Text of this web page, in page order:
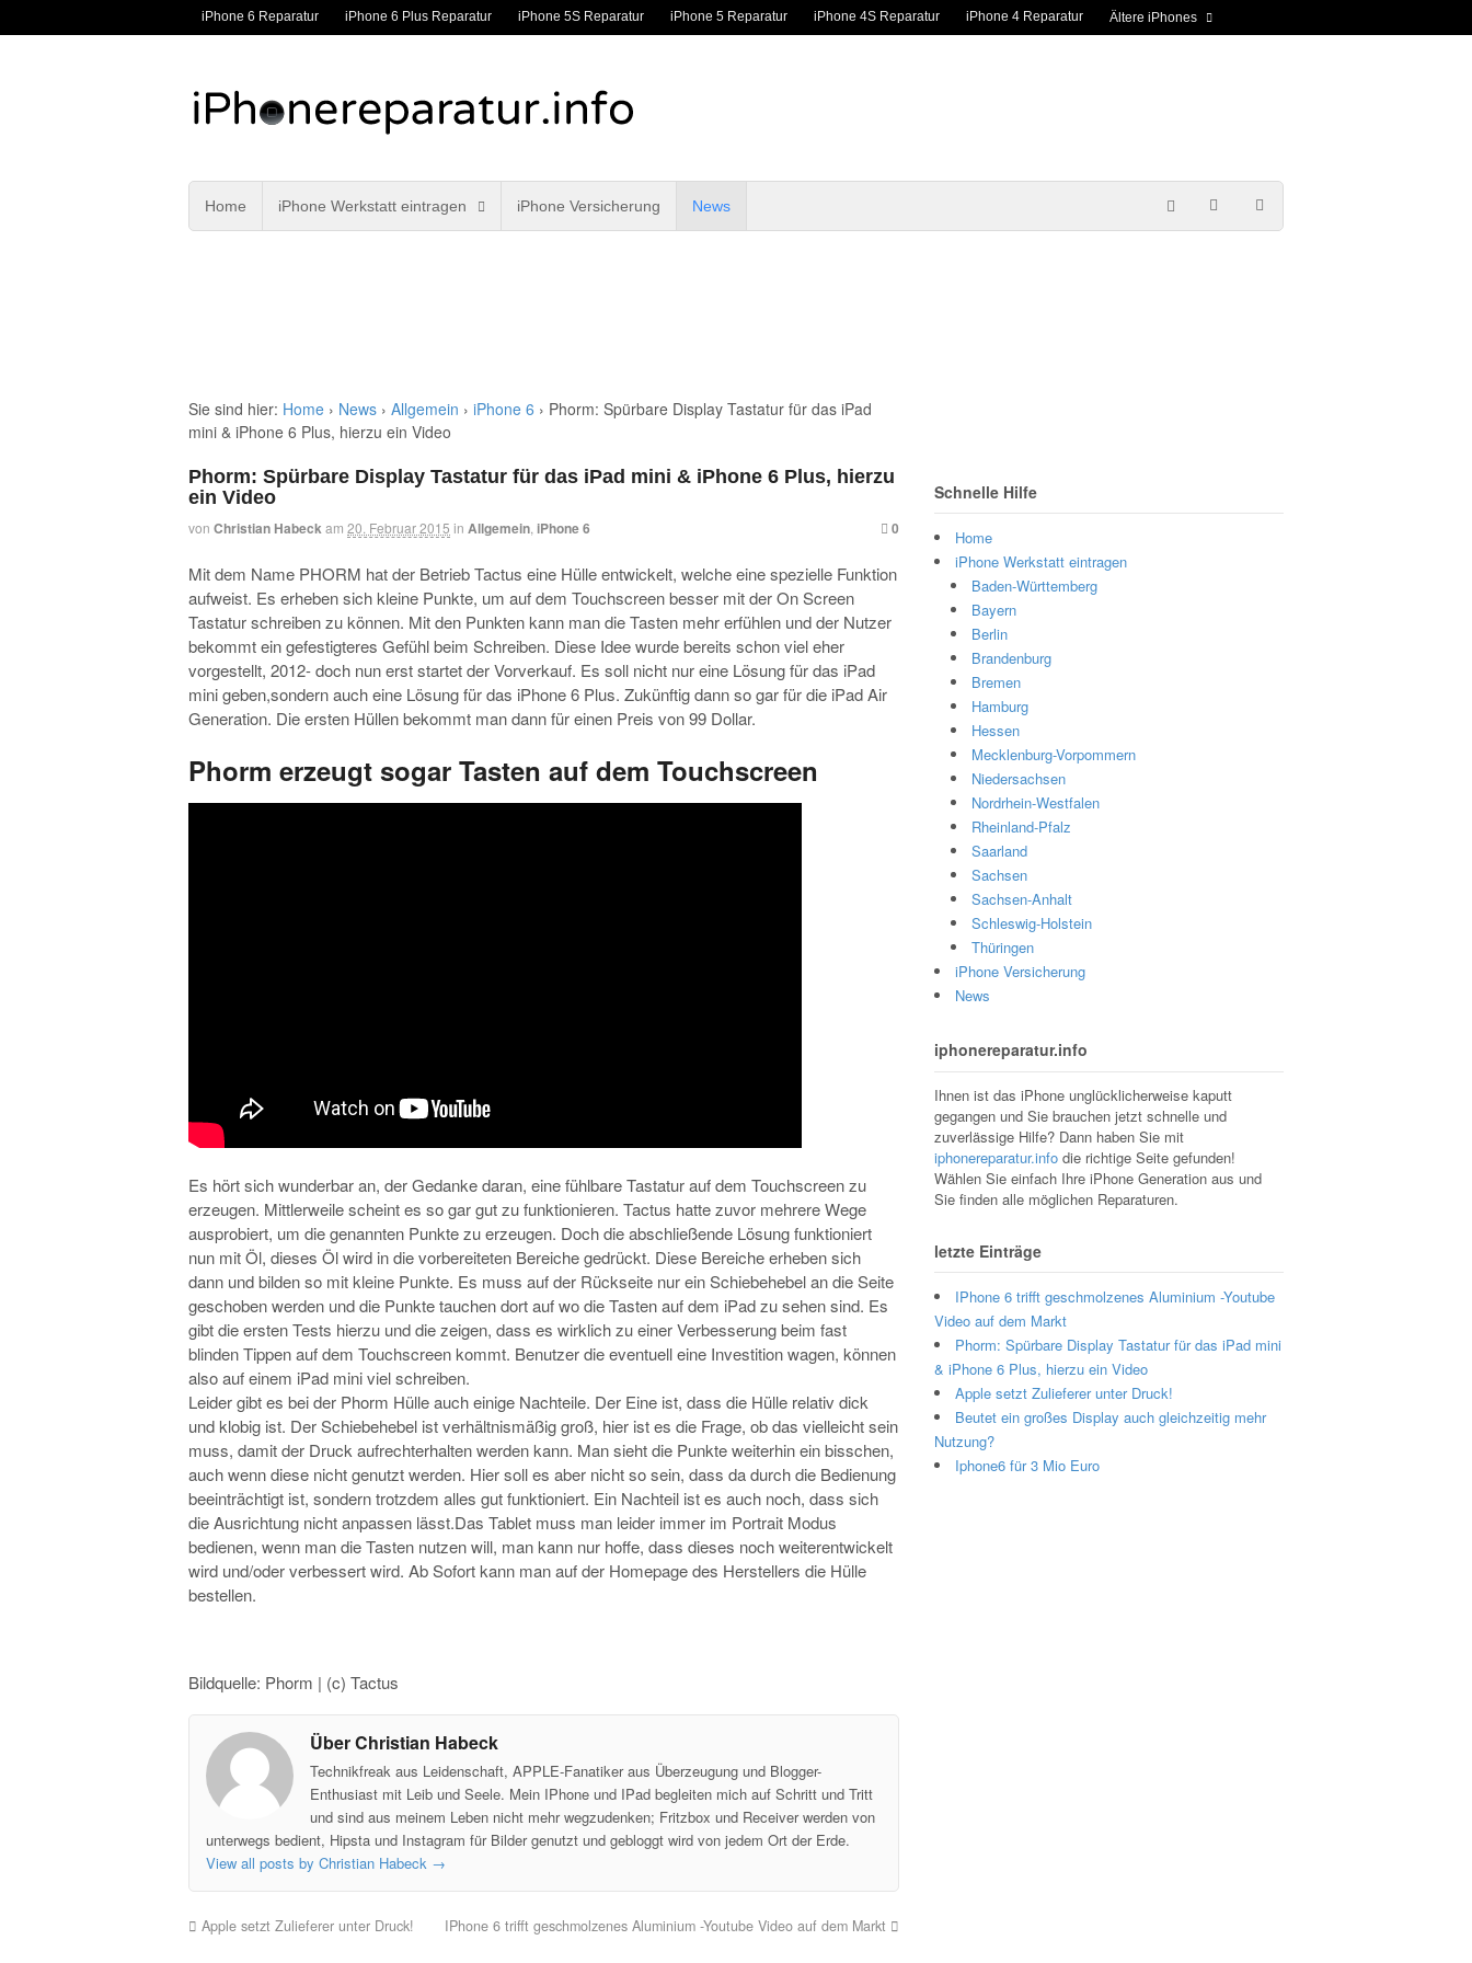
iPhone 6 Reparatur iPhone 6 Plus Reparatur iPhone 5S Reparatur iPhone 5 Reparatur iPhone 4S Reparatur iPhone 4 Reparatur Ältere iPhones
Home iPhone Werkstatt eintragen iPhone Versicherung News
Sie sind hier: Home › News › Allgemein › iPhone 6 › Phorm: Spürbare Display Tastatur für das iPad
mini & iPhone 6 Plus, hierzu ein Video
Phorm: Spürbare Display Tastatur für das iPad mini & iPhone 6 Plus, hierzu
ein Video
von Christian Habeckam 20. Februar 2015 in Allgemein iPhone 6 0
Mit dem Name PHORM hat der Betrieb Tactus eine Hülle entwickelt, welche eine spezielle Funktion
aufweist. Es erheben sich kleine Punkte, um auf dem Touchscreen besser mit der On Screen
Tastatur schreiben zu können. Mit den Punkten kann man die Tasten mehr erfühlen und der Nutzer
bekommt ein gefestigteres Gefühl beim Schreiben. Diese Idee wurde bereits schon viel eher
vorgestellt, 2012- doch nun erst startet der Vorverkauf. Es soll nicht nur eine Lösung für das iPad
mini geben,sondern auch eine Lösung für das iPhone 6 Plus. Zukünftig dann so gar für die iPad Air
Generation. Die ersten Hüllen bekommt man dann für einen Preis von 99 Dollar.
Phorm erzeugt sogar Tasten auf dem Touchscreen
Es hört sich wunderbar an, der Gedanke daran, eine fühlbare Tastatur auf dem Touchscreen zu
erzeugen. Mittlerweile scheint es so gar gut zu funktionieren. Tactus hatte zuvor mehrere Wege
ausprobiert, um die genannten Punkte zu erzeugen. Doch die abschließende Lösung funktioniert
nun mit Öl, dieses Öl wird in die vorbereiteten Bereiche gedrückt. Diese Bereiche erheben sich
dann und bilden so mit kleine Punkte. Es muss auf der Rückseite nur ein Schiebehebel an die Seite
geschoben werden und die Punkte tauchen dort auf wo die Tasten auf dem iPad zu sehen sind. Es
gibt die ersten Tests hierzu und die zeigen, dass es wirklich zu einer Verbesserung beim fast
blinden Tippen auf dem Touchscreen kommt. Benutzer die eventuell eine Investition wagen, können
also auf einem iPad mini viel schreiben.
Leider gibt es bei der Phorm Hülle auch einige Nachteile. Der Eine ist, dass die Hülle relativ dick
und klobig ist. Der Schiebehebel ist verhältnismäßig groß, hier ist es die Frage, ob das vielleicht sein
muss, damit der Druck aufrechterhalten werden kann. Man sieht die Punkte weiterhin ein bisschen,
auch wenn diese nicht genutzt werden. Hier soll es aber nicht so sein, dass da durch die Bedienung
beeinträchtigt ist, sondern trotzdem alles gut funktioniert. Ein Nachteil ist es auch noch, dass sich
die Ausrichtung nicht anpassen lässt.Das Tablet muss man leider immer im Portrait Modus
bedienen, wenn man die Tasten nutzen will, man kann nur hoffe, dass dieses noch weiterentwickelt
wird und/oder verbessert wird. Ab Sofort kann man auf der Homepage des Herstellers die Hülle
bestellen.
Bildquelle: Phorm | (c) Tactus
Über Christian Habeck
Technikfreak aus Leidenschaft, APPLE-Fanatiker aus Überzeugung und Blogger-
Enthusiast mit Leib und Seele. Mein IPhone und IPad begleiten mich auf Schritt und Tritt
und sind aus meinem Leben nicht mehr wegzudenken; Fritzbox und Receiver werden von
unterwegs bedient, Hipsta und Instagram für Bilder genutzt und gebloggt wird von jedem Ort der Erde.
View all posts by Christian Habeck →
Apple setzt Zulieferer unter Druck! IPhone 6 trifft geschmolzenes Aluminium -Youtube Video auf dem Markt
Schnelle Hilfe
Home
iPhone Werkstatt eintragen
Baden-Württemberg
Bayern
Berlin
Brandenburg
Bremen
Hamburg
Hessen
Mecklenburg-Vorpommern
Niedersachsen
Nordrhein-Westfalen
Rheinland-Pfalz
Saarland
Sachsen
Sachsen-Anhalt
Schleswig-Holstein
Thüringen
iPhone Versicherung
News
iphonereparatur.info
Ihnen ist das iPhone unglücklicherweise kaputt
gegangen und Sie brauchen jetzt schnelle und
zuverlässige Hilfe? Dann haben Sie mit
iphonereparatur.infodie richtige Seite gefunden!
Wählen Sie einfach Ihre iPhone Generation aus und
Sie finden alle möglichen Reparaturen.
letzte Einträge
IPhone 6 trifft geschmolzenes Aluminium -Youtube
Video auf dem Markt
Phorm: Spürbare Display Tastatur für das iPad mini
& iPhone 6 Plus, hierzu ein Video
Apple setzt Zulieferer unter Druck!
Beutet ein großes Display auch gleichzeitig mehr
Nutzung?
Iphone6 für 3 Mio Euro